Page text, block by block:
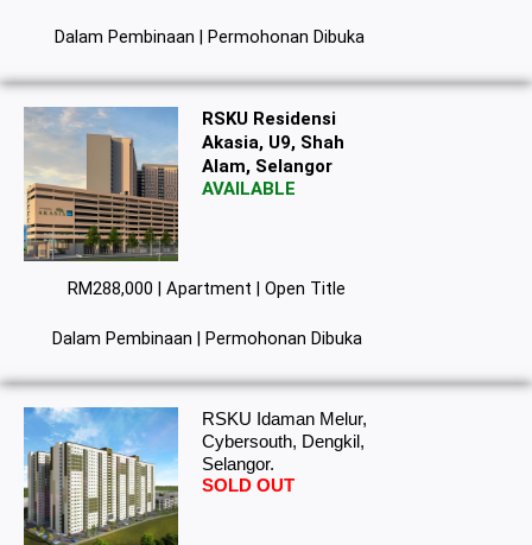
Dalam Pembinaan | Permohonan Dibuka
RSKU Residensi
Akasia, U9, Shah
Alam, Selangor
AVAILABLE
RM288,000 | Apartment | Open Title
Dalam Pembinaan | Permohonan Dibuka
RSKU Idaman Melur,
Cybersouth, Dengkil,
Selangor.
SOLD OUT